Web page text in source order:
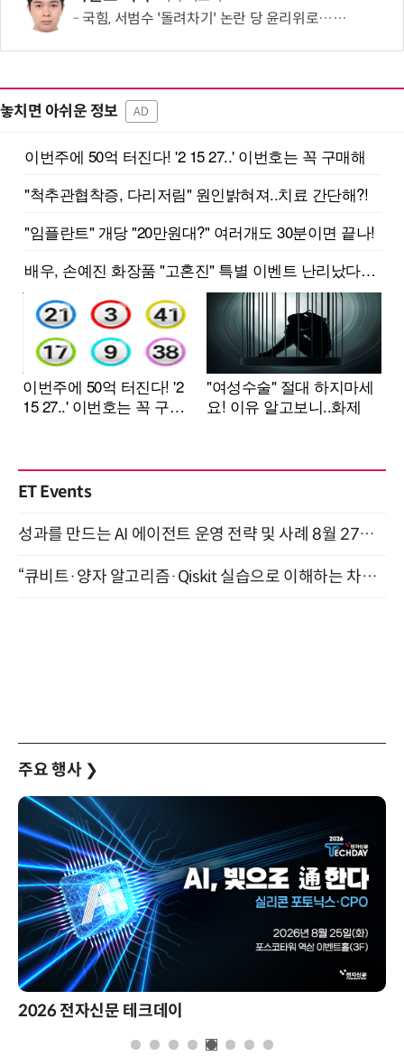
국힘, 서범수 '돌려차기' 논란 당 윤리위로…지도부 엄중 징계 의견 모아
놓치면 아쉬운 정보 AD
ET Events
성과를 만드는 AI 에이전트 운영 전략 및 사례 8월 27일 개최
“큐비트·양자 알고리즘·Qiskit 실습으로 이해하는 차세대 컴퓨팅” (8/28)
주요 행사 ❯
2026 전자신문 테크데이